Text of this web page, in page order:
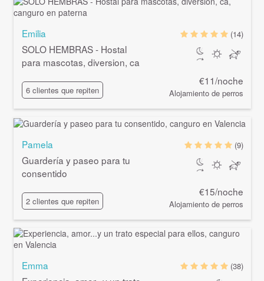
Emilia
SOLO HEMBRAS - Hostal
para mascotas, diversion, ca
6 clientes que repiten
(14)
€11/noche
Alojamiento de perros
Pamela
Guardería y paseo para tu
consentido
2 clientes que repiten
(9)
€15/noche
Alojamiento de perros
Emma
(38)